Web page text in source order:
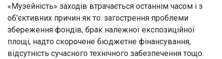
«Музейність» заходів втрачається останнім часом і з
об'єктивних причин як то: загострення проблеми
збереження фондів, брак належної експозиційної
площі, надто скорочене бюджетне фінансування,
відсутність сучасного технічного забезпечення тощо.